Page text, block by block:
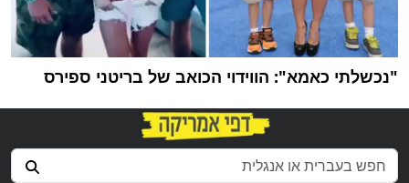
"נכשלתי כאמא": הווידוי הכואב של בריטני ספירס